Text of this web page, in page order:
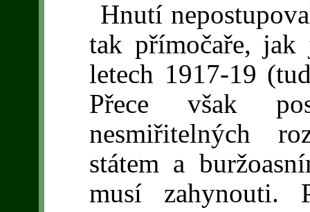
Hnutí
tak přímočaře,
letech 1917-19
Přece však
nesmiřitelných
státem a
musí zahynouti.